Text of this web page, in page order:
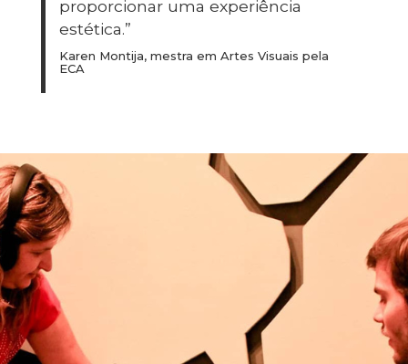
proporcionar uma experiência
estética.”
Karen Montija, mestra em Artes Visuais pela
ECA